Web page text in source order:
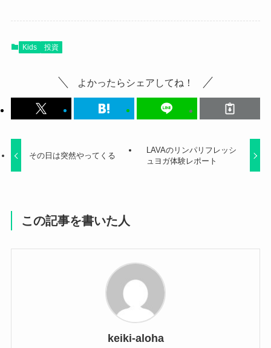
Kids 投資
よかったらシェアしてね！
その日は突然やってくる
LAVAのリンパリフレッシ
ュヨガ体験レポート
この記事を書いた人
keiki-aloha